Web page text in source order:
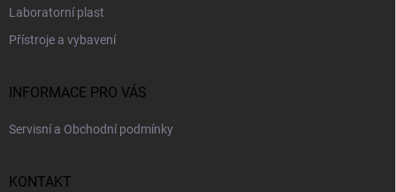
Laboratorní plast
Přístroje a vybavení
INFORMACE PRO VÁS
Servisní a Obchodní podmínky
KONTAKT